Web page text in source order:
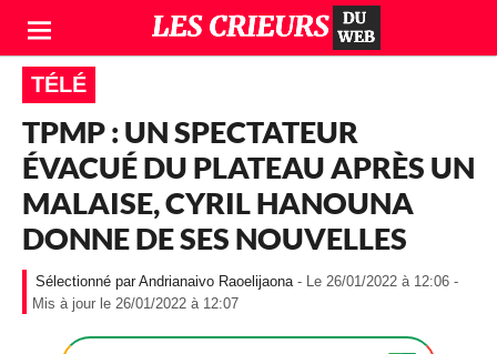
TÉLÉ
TPMP : UN SPECTATEUR
ÉVACUÉ DU PLATEAU APRÈS UN
MALAISE, CYRIL HANOUNA
DONNE DE SES NOUVELLES
Andrianaivo Raoelijaona - Le 26/01/2022 à 12:06 -
Mis à jour le 26/01/2022 à 12:07